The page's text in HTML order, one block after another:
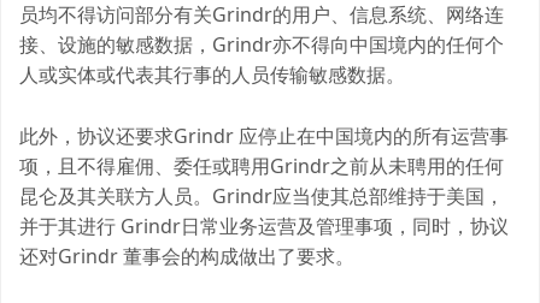
员均不得访问部分有关Grindr的用户、信息系统、网络连
接、设施的敏感数据，Grindr亦不得向中国境内的任何个
人或实体或代表其行事的人员传输敏感数据。
此外，协议还要求Grindr 应停止在中国境内的所有运营事
项，且不得雇佣、委任或聘用Grindr之前从未聘用的任何
昆仑及其关联方人员。Grindr应当使其总部维持于美国，
并于其进行 Grindr日常业务运营及管理事项，同时，协议
还对Grindr 董事会的构成做出了要求。